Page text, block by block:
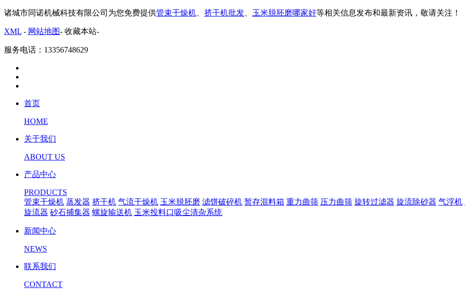
诸城市同诺机械科技有限公司为您免费提供管束干燥机 挤干机批发 玉米脱胚磨哪家好等相关信息发布和最新资讯，敬请关注！
XML - 网站地图- 收藏本站-
服务电话：13356748629
首页
HOME
关于我们
ABOUT US
产品中心
PRODUCTS
管束干燥机 蒸发器 挤干机 气流干燥机 玉米脱胚磨 滤饼破碎机 暂存混料箱 重力曲筛 压力曲筛 旋转过滤器 旋流除砂器 气浮机
旋流器 砂石捕集器 螺旋输送机 玉米投料口吸尘清杂系统
新闻中心
NEWS
联系我们
CONTACT